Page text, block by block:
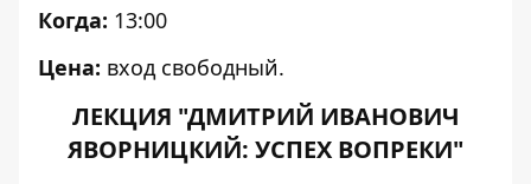
Когда: 13:00
Цена: вход свободный.
ЛЕКЦИЯ "ДМИТРИЙ ИВАНОВИЧ
ЯВОРНИЦКИЙ: УСПЕХ ВОПРЕКИ"